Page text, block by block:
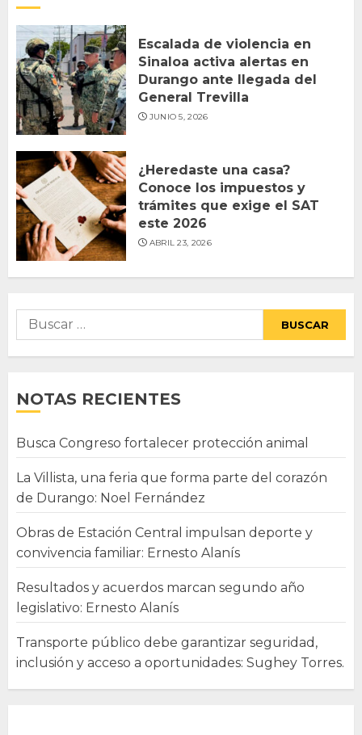
Escalada de violencia en
Sinaloa activa alertas en
Durango ante llegada del
General Trevilla
JUNIO 5, 2026
¿Heredaste una casa?
Conoce los impuestos y
trámites que exige el SAT
este 2026
ABRIL 23, 2026
Buscar:
NOTAS RECIENTES
Busca Congreso fortalecer protección animal
La Villista, una feria que forma parte del corazón
de Durango: Noel Fernández
Obras de Estación Central impulsan deporte y
convivencia familiar: Ernesto Alanís
Resultados y acuerdos marcan segundo año
legislativo: Ernesto Alanís
Transporte público debe garantizar seguridad,
inclusión y acceso a oportunidades: Sughey Torres.